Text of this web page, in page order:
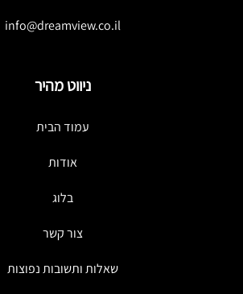
info@dreamview.co.il
ניווט מהיר
עמוד הבית
אודות
בלוג
צור קשר
שאלות ותשובות נפוצות